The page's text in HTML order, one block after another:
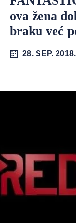
ova žena
braku već
28. SEP. 2018.